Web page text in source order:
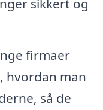
sikkert og
firmaer
hvordan man
så de